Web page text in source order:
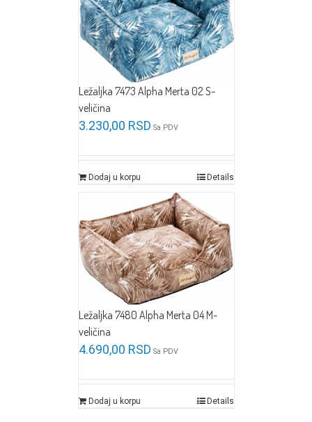
Ležaljka 7473 Alpha Merta 02 S-
veličina
3.230,00 RSD Sa PDV
Dodaj u korpu Details
Ležaljka 7480 Alpha Merta 04 M-
veličina
4.690,00 RSD Sa PDV
Dodaj u korpu Details